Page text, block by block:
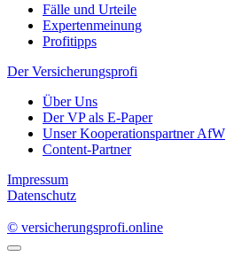
Fälle und Urteile
Expertenmeinung
Profitipps
Der Versicherungsprofi
Über Uns
Der VP als E-Paper
Unser Kooperationspartner AfW
Content-Partner
Impressum
Datenschutz
© versicherungsprofi.online